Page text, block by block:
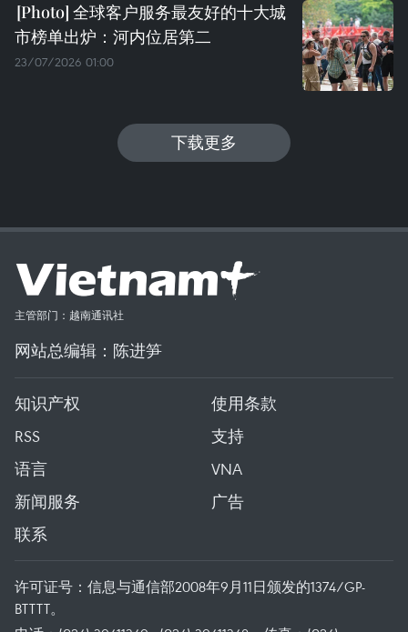
全球客户服务最友好的十大城
市榜单出炉：河内位居第二
23/07/2026 01:00
下载更多
主管部门：越南通讯社
网站总编辑：陈进笋
知识产权
使用条款
RSS
支持
语言
VNA
新闻服务
广告
联系
许可证号：信息与通信部2008年9月11日颁发的1374/GP-
BTTTT。